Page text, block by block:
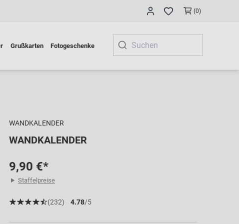
(0)
Grußkarten Fotogeschenke
WANDKALENDER
WANDKALENDER
9,90 €*
Staffelpreise
(232) 4.78/5